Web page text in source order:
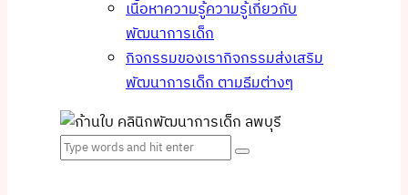
เนื้อหาความรู้ความรู้เกี่ยวกับ
พัฒนาการเด็ก
กิจกรรมของเรากิจกรรมส่งเสริม
พัฒนาการเด็ก ตามธีมต่างๆ